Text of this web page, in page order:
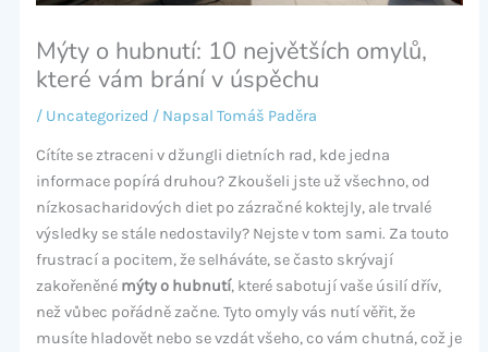
Mýty o hubnutí: 10 největších omylů,
které vám brání v úspěchu
/ Uncategorized / Napsal Tomáš Paděra
Cítíte se ztraceni v džungli dietních rad, kde jedna
informace popírá druhou? Zkoušeli jste už všechno, od
nízkosacharidových diet po zázračné koktejly, ale trvalé
výsledky se stále nedostavily? Nejste v tom sami. Za touto
frustrací a pocitem, že selháváte, se často skrývají
zakořeněné mýty o hubnutí, které sabotují vaše úsilí dřív,
než vůbec pořádně začne. Tyto omyly vás nutí věřit, že
musíte hladovět nebo se vzdát všeho, co vám chutná, což je